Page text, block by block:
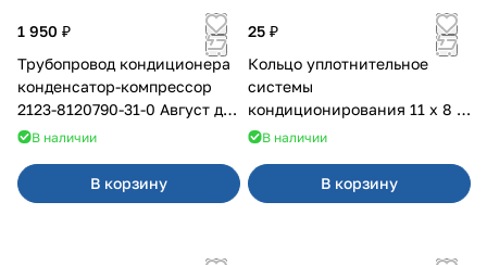
1 950 ₽
Трубопровод кондиционера
конденсатор-компрессор
2123-8120790-31-0 Август для
Chevrolet
В наличии
В корзину
25 ₽
Кольцо уплотнительное
системы
кондиционирования 11 х 8 х
2 ммВ наличии
В корзину